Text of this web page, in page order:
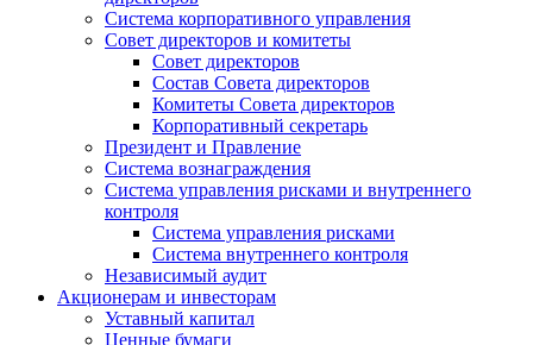
Система корпоративного управления
Совет директоров и комитеты
Совет директоров
Состав Совета директоров
Комитеты Совета директоров
Корпоративный секретарь
Президент и Правление
Система вознаграждения
Система управления рисками и внутреннего
контроля
Система управления рисками
Система внутреннего контроля
Независимый аудит
Акционерам и инвесторам
Уставный капитал
Ценные бумаги